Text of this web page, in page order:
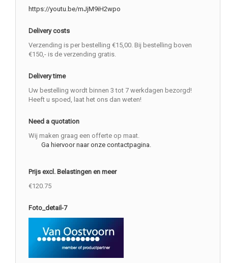
https://youtu.be/mJjM9iH2wpo
Delivery costs
Verzending is per bestelling €15,00. Bij bestelling boven
€150,- is de verzending gratis.
Delivery time
Uw bestelling wordt binnen 3 tot 7 werkdagen bezorgd!
Heeft u spoed, laat het ons dan weten!
Need a quotation
Wij maken graag een offerte op maat.
Ga hiervoor naar onze contactpagina.
Prijs excl. Belastingen en meer
€120.75
Foto_detail-7